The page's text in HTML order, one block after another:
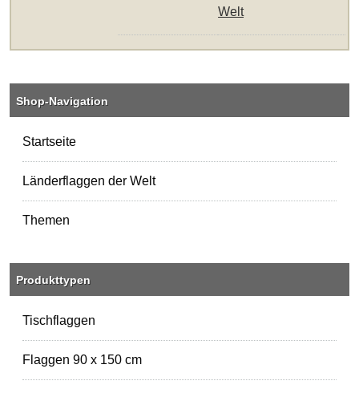
Welt
Shop-Navigation
Startseite
Länderflaggen der Welt
Themen
Produkttypen
Tischflaggen
Flaggen 90 x 150 cm